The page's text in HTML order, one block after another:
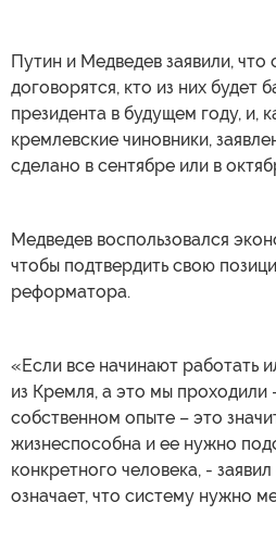
Путин и Медведев заявили,
договорятся, кто из них будет
президента в будущем году, и,
кремлевские чиновники,
сделано в сентябре или в
Медведев воспользовался
чтобы подтвердить свою
реформатора.
«Если все начинают работать
из Кремля, а это мы проходили
собственном опыте – это
жизнеспособна и ее нужно
конкретного человека, -
означает, что систему нужно